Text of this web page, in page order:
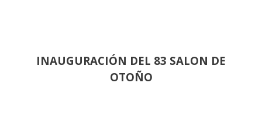
INAUGURACIÓN DEL 83 SALON DE
OTOÑO